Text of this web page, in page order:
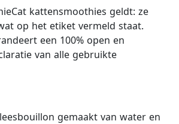
kattensmoothies geldt: ze
op het etiket vermeld staat.
een 100% open en
van alle gebruikte
gemaakt van water en